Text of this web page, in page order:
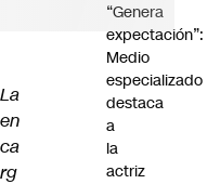
La
en
ca
rg
“Genera
expectación”:
Medio
especializado
destaca
a
la
actriz